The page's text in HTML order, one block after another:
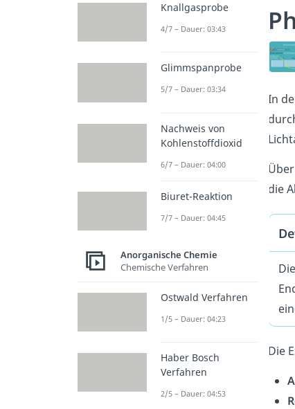
In
die
Die
Knallgasprobe
4/7 – Dauer: 03:43
Glimmspanprobe
5/7 – Dauer: 03:34
Nachweis von
Kohlenstoffdioxid
6/7 – Dauer: 04:00
Biuret-Reaktion
7/7 – Dauer: 04:45
Anorganische Chemie
Chemische Verfahren
Ostwald Verfahren
1/5 – Dauer: 04:23
Haber Bosch
Verfahren
2/5 – Dauer: 04:53